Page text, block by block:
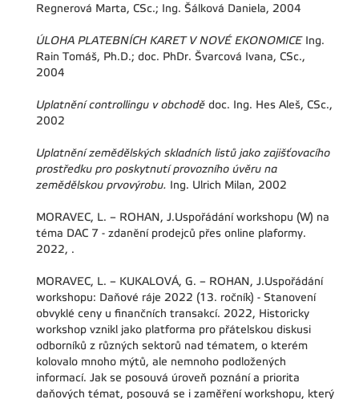
Regnerová Marta, CSc.; Ing. Šálková Daniela, 2004
ÚLOHA PLATEBNÍCH KARET V NOVÉ EKONOMICEIng.
Rain Tomáš, Ph.D.; doc. PhDr. Švarcová Ivana, CSc.,
2004
Uplatnění controllingu v obchodě doc. Ing. Hes Aleš, CSc.,
2002
Uplatnění zemědělských skladních listů jako zajišťovacího
prostředku pro poskytnutí provozního úvěru na
zemědělskou prvovýrobu. Ing. Ulrich Milan, 2002
MORAVEC, L. – ROHAN, J.Uspořádání workshopu (W) na
téma DAC 7 - zdanění prodejců přes online plaformy.
2022, .
MORAVEC, L. – KUKALOVÁ, G. – ROHAN, J.Uspořádání
workshopu: Daňové ráje 2022 (13. ročník) - Stanovení
obvyklé ceny u finančních transakcí. 2022, Historicky
workshop vznikl jako platforma pro přátelskou diskusi
odborníků z různých sektorů nad tématem, o kterém
kolovalo mnoho mýtů, ale nemnoho podložených
informací. Jak se posouvá úroveň poznání a priorita
daňových témat, posouvá se i zaměření workshopu, který